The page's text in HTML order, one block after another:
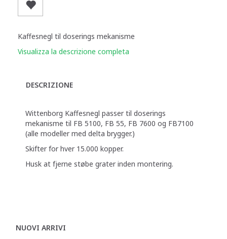
Kaffesnegl til doserings mekanisme
Visualizza la descrizione completa
DESCRIZIONE
Wittenborg Kaffesnegl passer til doserings
mekanisme til FB 5100, FB 55, FB 7600 og FB7100
(alle modeller med delta brygger.)
Skifter for hver 15.000 kopper.
Husk at fjerne støbe grater inden montering.
NUOVI ARRIVI